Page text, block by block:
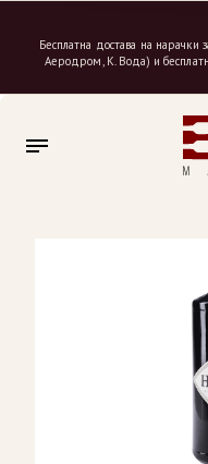
Бесплатна достава на
Аеродром, К. Вода) и